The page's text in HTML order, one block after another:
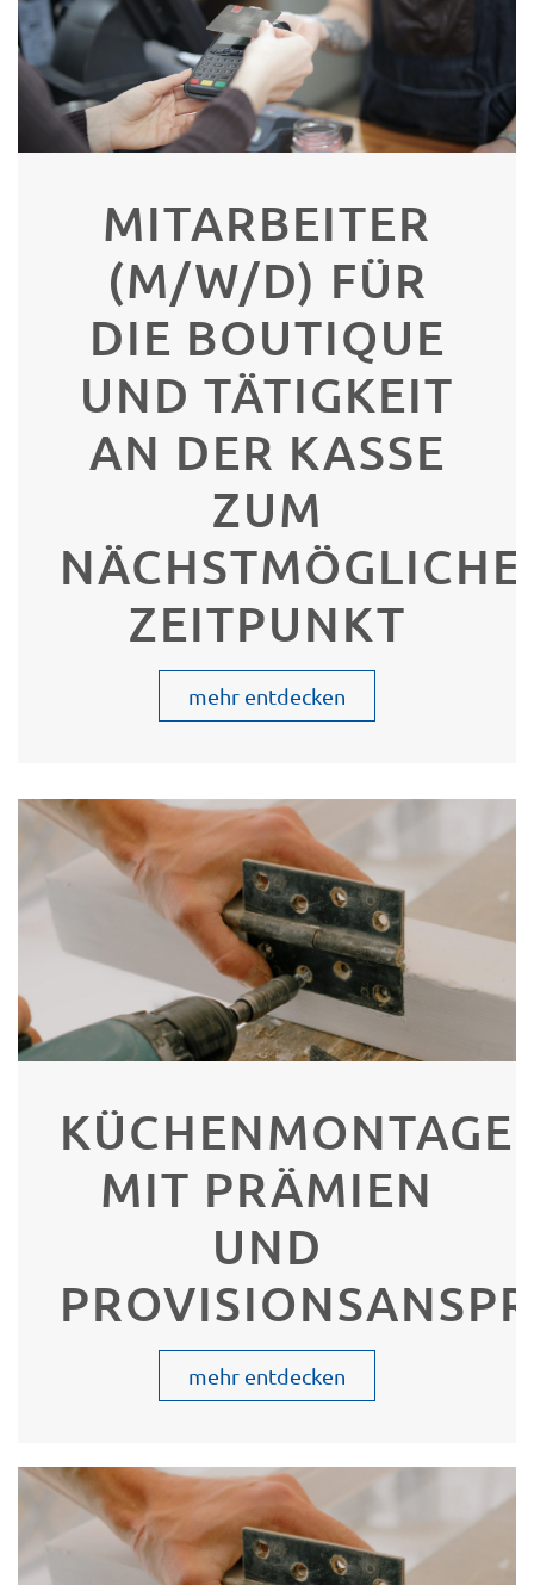
MITARBEITER
(M/W/D) FÜR
DIE BOUTIQUE
UND TÄTIGKEIT
AN DER KASSE
ZUM
ZEITPUNKT
mehr entdecken
KÜCHENMONTAGE
MIT PRÄMIEN
UND
mehr entdecken